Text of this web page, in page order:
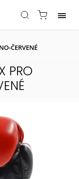
ČERVENÉ
PRO